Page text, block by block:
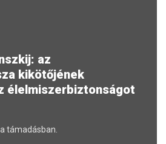
az
kikötőjének
élelmiszerbiztonságot
támadásban.